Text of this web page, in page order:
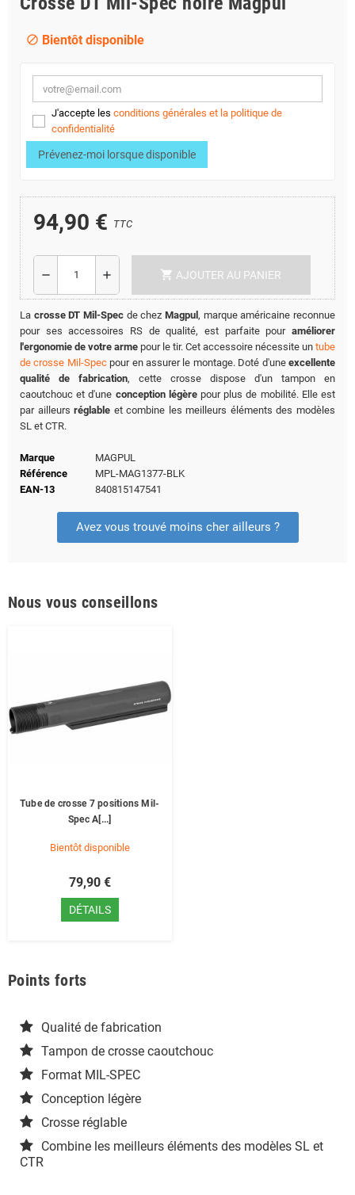
block Bientôt disponible
J'accepte les conditions générales et la politique de
confidentialité
Prévenez-moi lorsque disponible
94,90 € TTC
remove add shopping_cart AJOUTER AU PANIER
La crosse DT Mil-Spec de chezMagpul , marque américaine reconnue
pour ses accessoires RS de qualité, est parfaite pour améliorer
l'ergonomie de votre arme pour le tir. Cet accessoire nécessite un tube
de crosse Mil-Specpour en assurer le montage. Doté d'uneexcellente
qualité de fabrication, cette crosse dispose d'un tampon en
caoutchouc et d'une conception légèrepour plus de mobilité. Elle est
par ailleursréglable et combine les meilleurs éléments des modèles
SL et CTR.
Marque
MAGPUL
Référence
MPL-MAG1377-BLK
EAN-13
840815147541
Avez vous trouvé moins cher ailleurs ?
Nous vous conseillons
Tube de crosse 7 positions Mil-
Spec A[...]
Bientôt disponible
79,90 €
DÉTAILS
Points forts
Qualité de fabrication
Tampon de crosse caoutchouc
Format MIL-SPEC
Conception légère
Crosse réglable
Combine les meilleurs éléments des modèles SL et
CTR